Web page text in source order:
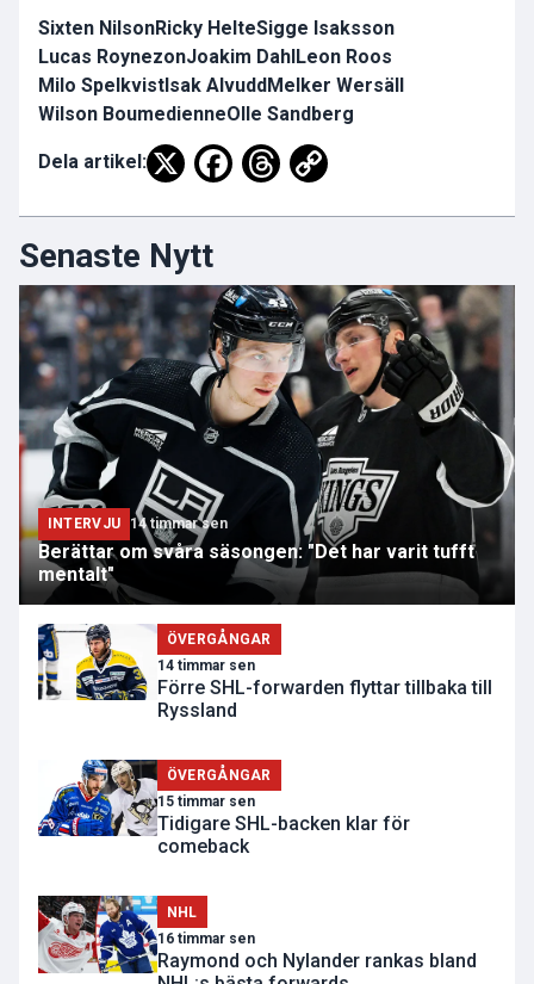
Sixten NilsonRicky HelteSigge Isaksson
Lucas RoynezonJoakim Dahl Leon Roos
Milo Spelkvist Isak Alvudd Melker Wersäll
Wilson BoumedienneOlle Sandberg
Dela artikel:
Senaste Nytt
INTERVJU 14 timmar sen
Berättar om svåra säsongen: "Det har varit tufft
mentalt"
ÖVERGÅNGAR
14 timmar sen
Förre SHL-forwarden flyttar tillbaka till
Ryssland
ÖVERGÅNGAR
15 timmar sen
Tidigare SHL-backen klar för
comeback
NHL
16 timmar sen
Raymond och Nylander rankas bland